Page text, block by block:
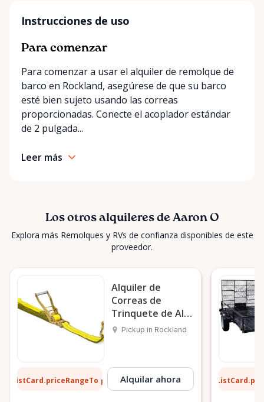
Instrucciones de uso
Para comenzar
Para comenzar a usar el alquiler de remolque de
barco en Rockland, asegúrese de que su barco
esté bien sujeto usando las correas
proporcionadas. Conecte el acoplador estándar
de 2 pulgada...
Leer más
Los otros alquileres de Aaron O
Explora más Remolques y RVs de confianza disponibles de este
proveedor.
Alquiler de
Correas de
Trinquete de Alta
Resistencia en
Pickup in Rockland
ListCard.priceRangeTo por díaAlquilar ahora